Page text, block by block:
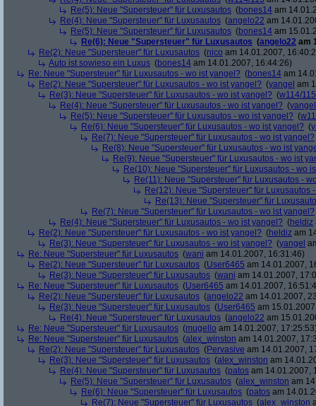
Re(5): Neue "Supersteuer" für Luxusautos (bones14 am
Re(4): Neue "Supersteuer" für Luxusautos (angelo22 am
Re(5): Neue "Supersteuer" für Luxusautos (bones14 am
Re(6): Neue "Supersteuer" für Luxusautos (angelo22 am
Re(2): Neue "Supersteuer" für Luxusautos (nico am 14.01.2007,
Auto ist sowieso ein Luxus (bones14 am 14.01.2007, 16:44:26)
Re: Neue "Supersteuer" für Luxusautos - wo ist yangel? (bones14 am
Re(2): Neue "Supersteuer" für Luxusautos - wo ist yangel? (yangel am
Re(3): Neue "Supersteuer" für Luxusautos - wo ist yangel? (w114/115
Re(4): Neue "Supersteuer" für Luxusautos - wo ist yangel? (yangel
Re(5): Neue "Supersteuer" für Luxusautos - wo ist yangel? (
Re(6): Neue "Supersteuer" für Luxusautos - wo ist yangel? (
Re(7): Neue "Supersteuer" für Luxusautos - wo ist yangel?
Re(8): Neue "Supersteuer" für Luxusautos - wo ist
Re(9): Neue "Supersteuer" für Luxusautos - wo ist
Re(10): Neue "Supersteuer" für Luxusautos - wo
Re(11): Neue "Supersteuer" für Luxusautos -
Re(12): Neue "Supersteuer" für Luxusautos
Re(13): Neue "Supersteuer" für
Re(7): Neue "Supersteuer" für Luxusautos - wo ist yangel?
Re(4): Neue "Supersteuer" für Luxusautos - wo ist yangel? (heldiz
Re(2): Neue "Supersteuer" für Luxusautos - wo ist yangel? (heldiz am
Re(3): Neue "Supersteuer" für Luxusautos - wo ist yangel? (yangel
Re: Neue "Supersteuer" für Luxusautos (wani am 14.01.2007, 16:31:46)
Re(2): Neue "Supersteuer" für Luxusautos (User6465 am 14.01.2007,
Re(3): Neue "Supersteuer" für Luxusautos (wani am 14.01.2007,
Re: Neue "Supersteuer" für Luxusautos (User6465 am 14.01.2007,
Re(2): Neue "Supersteuer" für Luxusautos (angelo22 am 14.01.2007,
Re(3): Neue "Supersteuer" für Luxusautos (User6465 am
Re(4): Neue "Supersteuer" für Luxusautos (angelo22 am
Re: Neue "Supersteuer" für Luxusautos (mugello am 14.01.2007,
Re: Neue "Supersteuer" für Luxusautos (alex_winston am 14.01.2007,
Re(2): Neue "Supersteuer" für Luxusautos (Pervasive am 14.01.2007,
Re(3): Neue "Supersteuer" für Luxusautos (alex_winston am
Re(4): Neue "Supersteuer" für Luxusautos (patos am 14.01.2007,
Re(5): Neue "Supersteuer" für Luxusautos (alex_winston am
Re(6): Neue "Supersteuer" für Luxusautos (patos am
Re(7): Neue "Supersteuer" für Luxusautos (alex_winston